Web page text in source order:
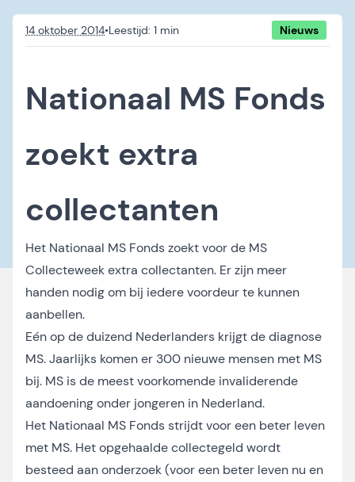
14 oktober 2014• Nieuws
Nationaal MS Fonds
zoekt extra
collectanten
Het Nationaal MS Fonds zoekt voor de MS
Collecteweek extra collectanten. Er zijn meer
handen nodig om bij iedere voordeur te kunnen
aanbellen.
Eén op de duizend Nederlanders krijgt de diagnose
MS. Jaarlijks komen er 300 nieuwe mensen met MS
bij. MS is de meest voorkomende invaliderende
aandoening onder jongeren in Nederland.
Het Nationaal MS Fonds strijdt voor een beter leven
met MS. Het opgehaalde collectegeld wordt
besteed aan onderzoek (voor een beter leven nu en